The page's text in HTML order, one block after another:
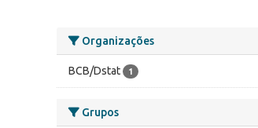
Organizações
BCB/Dstat 1
Grupos